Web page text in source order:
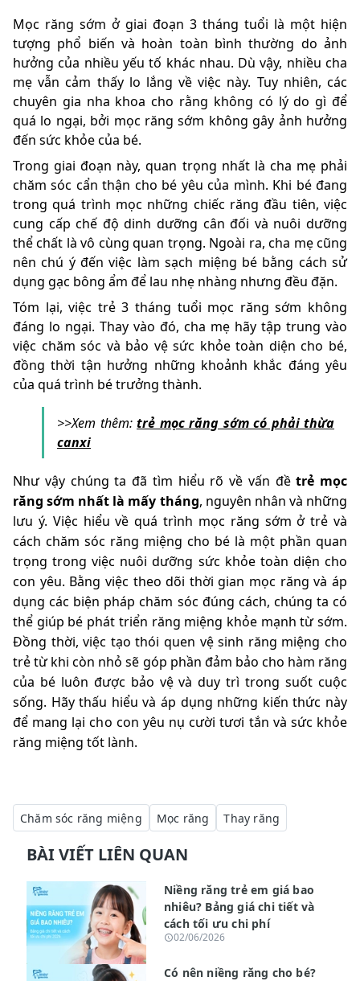
Mọc răng sớm ở giai đoạn 3 tháng tuổi là một hiện
tượng phổ biến và hoàn toàn bình thường do ảnh
hưởng của nhiều yếu tố khác nhau. Dù vậy, nhiều cha
mẹ vẫn cảm thấy lo lắng về việc này. Tuy nhiên, các
chuyên gia nha khoa cho rằng không có lý do gì để
quá lo ngại, bởi mọc răng sớm không gây ảnh hưởng
đến sức khỏe của bé.
Trong giai đoạn này, quan trọng nhất là cha mẹ phải
chăm sóc cẩn thận cho bé yêu của mình. Khi bé đang
trong quá trình mọc những chiếc răng đầu tiên, việc
cung cấp chế độ dinh dưỡng cân đối và nuôi dưỡng
thể chất là vô cùng quan trọng. Ngoài ra, cha mẹ cũng
nên chú ý đến việc làm sạch miệng bé bằng cách sử
dụng gạc bông ẩm để lau nhẹ nhàng nhưng đều đặn.
Tóm lại, việc trẻ 3 tháng tuổi mọc răng sớm không
đáng lo ngại. Thay vào đó, cha mẹ hãy tập trung vào
việc chăm sóc và bảo vệ sức khỏe toàn diện cho bé,
đồng thời tận hưởng những khoảnh khắc đáng yêu
của quá trình bé trưởng thành.
>>Xem thêm: trẻ mọc răng sớm có phải thừa
canxi
Như vậy chúng ta đã tìm hiểu rõ về vấn đềtrẻ mọc
răng sớm nhất là mấy tháng, nguyên nhân và những
lưu ý. Việc hiểu về quá trình mọc răng sớm ở trẻ và
cách chăm sóc răng miệng cho bé là một phần quan
trọng trong việc nuôi dưỡng sức khỏe toàn diện cho
con yêu. Bằng việc theo dõi thời gian mọc răng và áp
dụng các biện pháp chăm sóc đúng cách, chúng ta có
thể giúp bé phát triển răng miệng khỏe mạnh từ sớm.
Đồng thời, việc tạo thói quen vệ sinh răng miệng cho
trẻ từ khi còn nhỏ sẽ góp phần đảm bảo cho hàm răng
của bé luôn được bảo vệ và duy trì trong suốt cuộc
sống. Hãy thấu hiểu và áp dụng những kiến thức này
để mang lại cho con yêu nụ cười tươi tắn và sức khỏe
răng miệng tốt lành.
Chăm sóc răng miệng Mọc răng Thay răng
BÀI VIẾT LIÊN QUAN
Niềng răng trẻ em giá bao
nhiêu? Bảng giá chi tiết và
cách tối ưu chi phí
02/06/2026
Có nên niềng răng cho bé?